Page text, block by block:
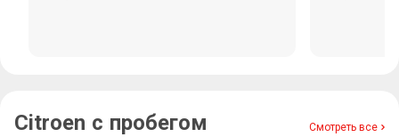
Citroen с пробегом Смотреть все